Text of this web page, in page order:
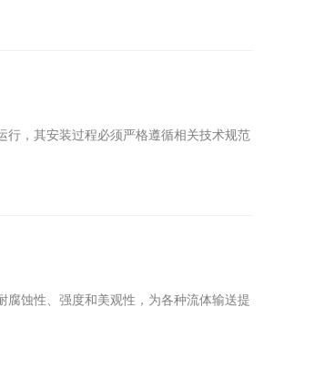
行，其安装过程必须严格遵循相关技术规范
蚀性、强度和美观性，为各种流体输送提